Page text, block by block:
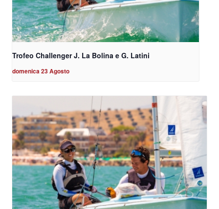
Trofeo Challenger J. La Bolina e G. Latini
domenica 23 Agosto